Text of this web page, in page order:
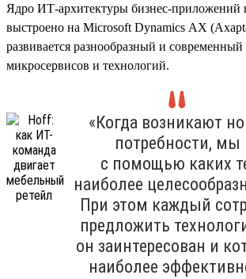
Ядро ИТ-архитектуры бизнес-приложений
выстроено на Microsoft Dynamics AX
развивается разнообразный и современный
микросервисов и технологий.
«Когда возникают
потребности, мы
с помощью каких
наиболее
При этом каждый
предложить
он заинтересован и
наиболее